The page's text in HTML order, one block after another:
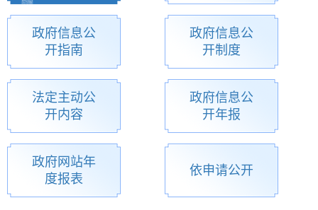
政府信息公
开指南
政府信息公
开制度
法定主动公
开内容
政府信息公
开年报
政府网站年
度报表
依申请公开